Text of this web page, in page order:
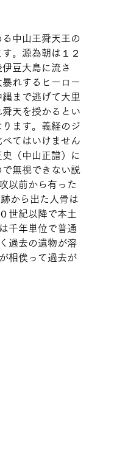
中山王舜天王の
。源為朝は１２
豆大島に流さ
れするヒーロー
まで逃げて大里
天を授かるとい
ります。義経のジ
てはいけません
（中山正譜）に
無視できない説
以前から有った
から出た人骨は
世紀以降で本土
千年単位で普通
過去の遺物が溶
相俟って過去が